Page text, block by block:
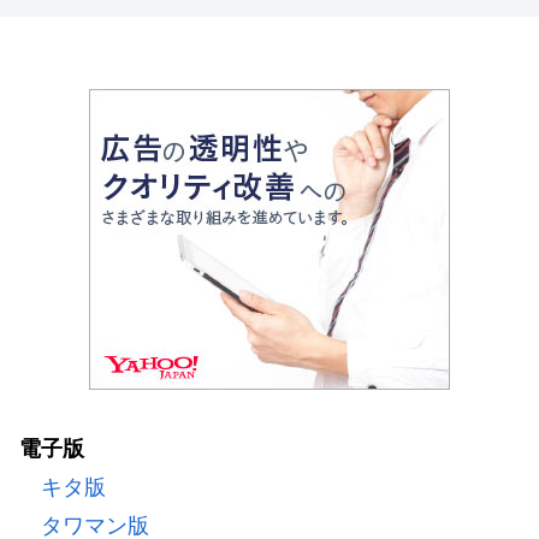
電子版
キタ版
タワマン版